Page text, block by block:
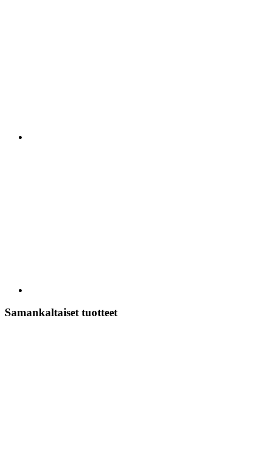
Samankaltaiset tuotteet